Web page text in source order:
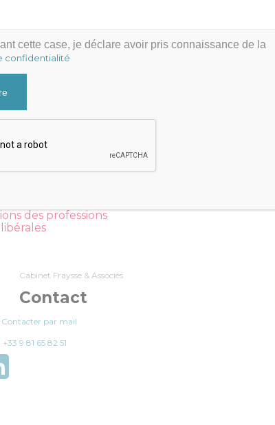
des professions
libérales
Cabinet Fraysse & Associés
Contact
Contacter par mail
+33 9 81 65 82 51
cette case, je déclare avoir pris connaissance de la
confidentialité